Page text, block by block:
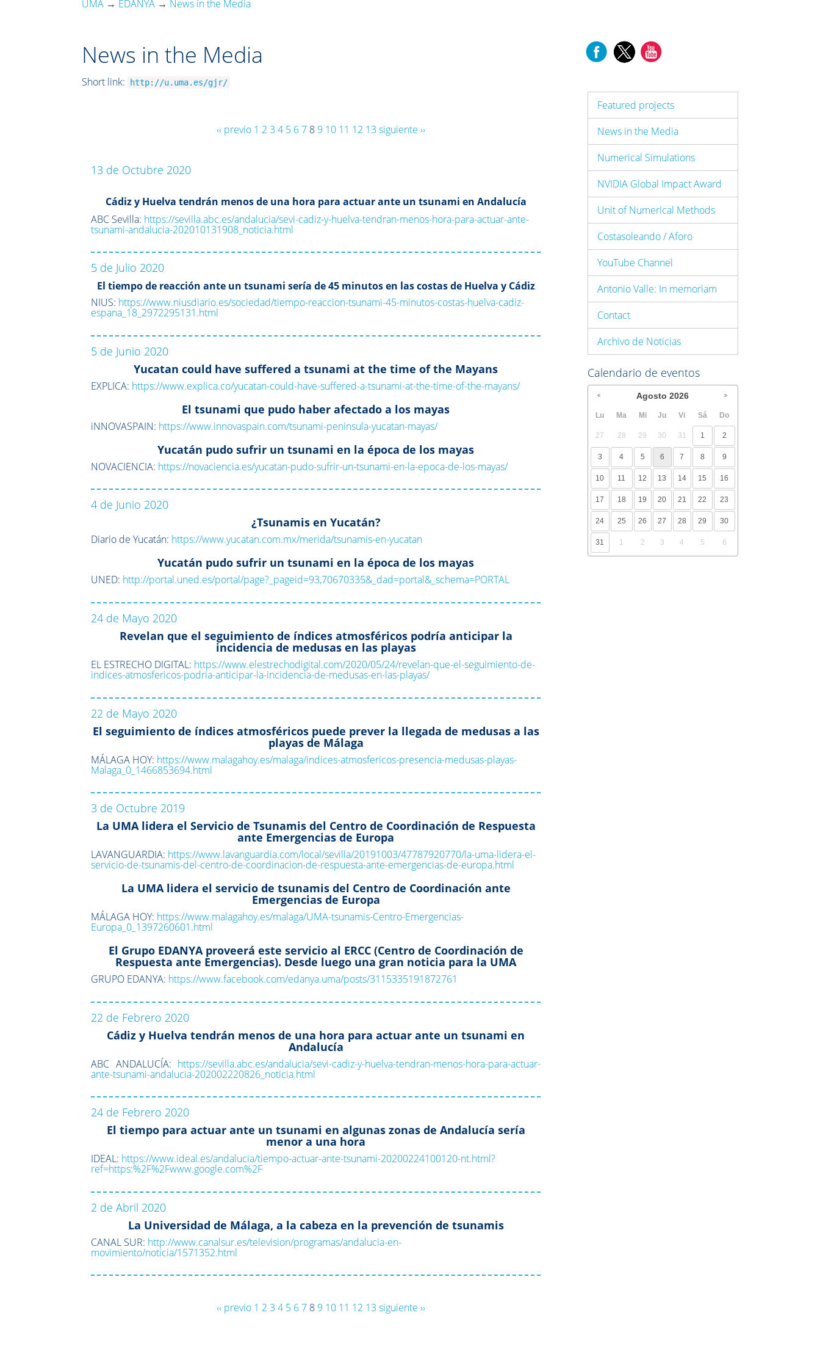
UMA → EDANYA → News in the Media
News in the Media
Short link: http://u.uma.es/gjr/
‹‹ previo 1 2 3 4 5 67 8 9 10 11 12 13 siguiente ››
13 de Octubre 2020
Cádiz y Huelva tendrán menos de una hora para actuar ante un tsunami en Andalucía
ABC Sevilla: https://sevilla.abc.es/andalucia/sevi-cadiz-y-huelva-tendran-menos-hora-para-actuar-ante-
tsunami-andalucia-202010131908_noticia.html
5 de Julio 2020
El tiempo de reacción ante un tsunami sería de 45 minutos en las costas de Huelva y Cádiz
NIUS: https://www.niusdiario.es/sociedad/tiempo-reaccion-tsunami-45-minutos-costas-huelva-cadiz-
espana_18_2972295131.html
5 de Junio 2020
Yucatan could have suffered a tsunami at the time of the Mayans
EXPLICA: https://www.explica.co/yucatan-could-have-suffered-a-tsunami-at-the-time-of-the-mayans/
El tsunami que pudo haber afectado a los mayas
iNNOVASPAIN: https://www.innovaspain.com/tsunami-peninsula-yucatan-mayas/
Yucatán pudo sufrir un tsunami en la época de los mayas
NOVACIENCIA: https://novaciencia.es/yucatan-pudo-sufrir-un-tsunami-en-la-epoca-de-los-mayas/
4 de Junio 2020
¿Tsunamis en Yucatán?
Diario de Yucatán: https://www.yucatan.com.mx/merida/tsunamis-en-yucatan
Yucatán pudo sufrir un tsunami en la época de los mayas
UNED: http://portal.uned.es/portal/page?_pageid=93,70670335&_dad=portal&_schema=PORTAL
24 de Mayo 2020
Revelan que el seguimiento de índices atmosféricos podría anticipar la
incidencia de medusas en las playas
EL ESTRECHO DIGITAL: https://www.elestrechodigital.com/2020/05/24/revelan-que-el-seguimiento-de-
indices-atmosfericos-podria-anticipar-la-incidencia-de-medusas-en-las-playas/
22 de Mayo 2020
El seguimiento de índices atmosféricos puede prever la llegada de medusas a las
playas de Málaga
MÁLAGA HOY: https://www.malagahoy.es/malaga/indices-atmosfericos-presencia-medusas-playas-
Malaga_0_1466853694.html
3 de Octubre 2019
La UMA lidera el Servicio de Tsunamis del Centro de Coordinación de Respuesta
ante Emergencias de Europa
LAVANGUARDIA: https://www.lavanguardia.com/local/sevilla/20191003/47787920770/la-uma-lidera-el-
servicio-de-tsunamis-del-centro-de-coordinacion-de-respuesta-ante-emergencias-de-europa.html
La UMA lidera el servicio de tsunamis del Centro de Coordinación ante
Emergencias de Europa
MÁLAGA HOY: https://www.malagahoy.es/malaga/UMA-tsunamis-Centro-Emergencias-
Europa_0_1397260601.html
El Grupo EDANYA proveerá este servicio al ERCC (Centro de Coordinación de
Respuesta ante Emergencias). Desde luego una gran noticia para la UMA
GRUPO EDANYA: https://www.facebook.com/edanya.uma/posts/3115335191872761
22 de Febrero 2020
Cádiz y Huelva tendrán menos de una hora para actuar ante un tsunami en
Andalucía
ABC ANDALUCÍA: https://sevilla.abc.es/andalucia/sevi-cadiz-y-huelva-tendran-menos-hora-para-actuar-
ante-tsunami-andalucia-202002220826_noticia.html
24 de Febrero 2020
El tiempo para actuar ante un tsunami en algunas zonas de Andalucía sería
menor a una hora
IDEAL: https://www.ideal.es/andalucia/tiempo-actuar-ante-tsunami-20200224100120-nt.html?
ref=https:%2F%2Fwww.google.com%2F
2 de Abril 2020
La Universidad de Málaga, a la cabeza en la prevención de tsunamis
CANAL SUR: http://www.canalsur.es/television/programas/andalucia-en-
movimiento/noticia/1571352.html
‹‹ previo 1 2 3 4 5 67 8 9 10 11 12 13 siguiente ››
Featured projects
News in the Media
Numerical Simulations
NVIDIA Global Impact Award
Unit of Numerical Methods
Costasoleando / Aforo
YouTube Channel
Antonio Valle: In memoriam
Contact
Archivo de Noticias
Calendario de eventos
Agosto 2026
Lu Ma Mi Ju Vi Sá Do
27 28 29 30 31 1 2
3 4 5 6 7 8 9
10 11 12 13 14 15 16
17 18 19 20 21 22 23
24 25 26 27 28 29 30
31 1 2 3 4 5 6